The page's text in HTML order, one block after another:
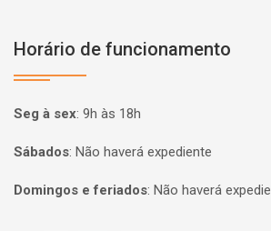
Horário de funcionamento
Seg à sex: 9h às 18h
Sábados: Não haverá expediente
Domingos e feriados: Não haverá